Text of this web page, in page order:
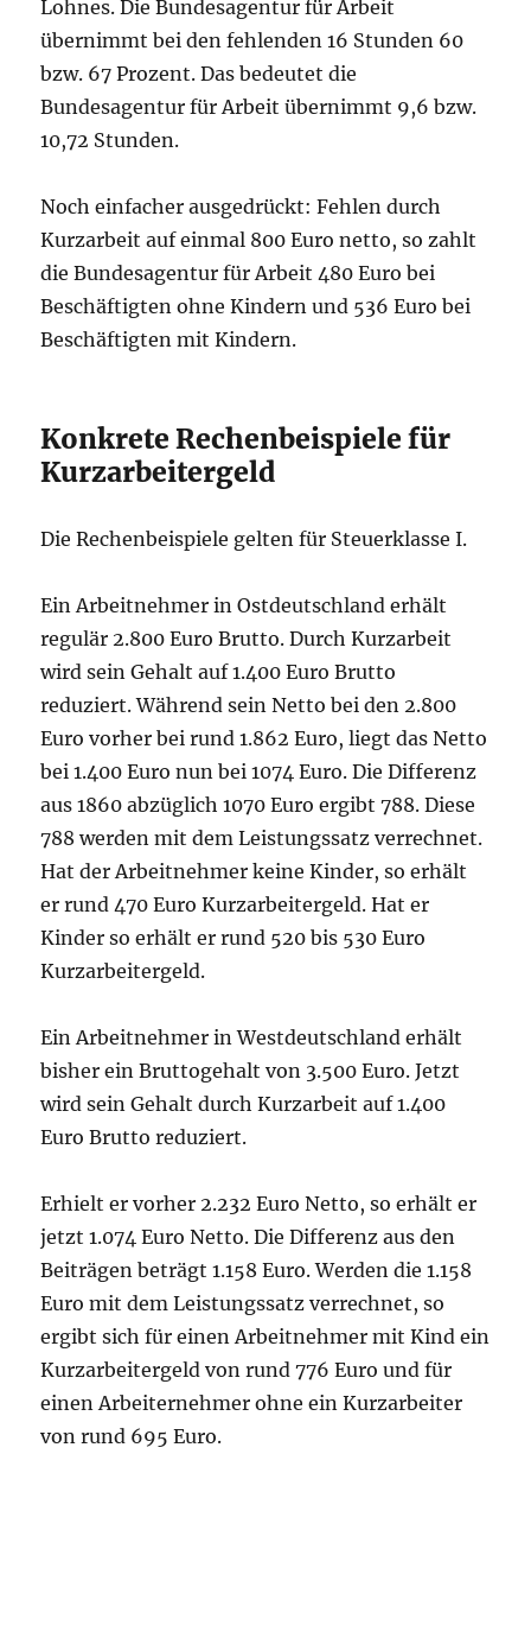
Lohnes. Die Bundesagentur für Arbeit
übernimmt bei den fehlenden 16 Stunden 60
bzw. 67 Prozent. Das bedeutet die
Bundesagentur für Arbeit übernimmt 9,6 bzw.
10,72 Stunden.
Noch einfacher ausgedrückt: Fehlen durch
Kurzarbeit auf einmal 800 Euro netto, so zahlt
die Bundesagentur für Arbeit 480 Euro bei
Beschäftigten ohne Kindern und 536 Euro bei
Beschäftigten mit Kindern.
Konkrete Rechenbeispiele für
Kurzarbeitergeld
Die Rechenbeispiele gelten für Steuerklasse I.
Ein Arbeitnehmer in Ostdeutschland erhält
regulär 2.800 Euro Brutto. Durch Kurzarbeit
wird sein Gehalt auf 1.400 Euro Brutto
reduziert. Während sein Netto bei den 2.800
Euro vorher bei rund 1.862 Euro, liegt das Netto
bei 1.400 Euro nun bei 1074 Euro. Die Differenz
aus 1860 abzüglich 1070 Euro ergibt 788. Diese
788 werden mit dem Leistungssatz verrechnet.
Hat der Arbeitnehmer keine Kinder, so erhält
er rund 470 Euro Kurzarbeitergeld. Hat er
Kinder so erhält er rund 520 bis 530 Euro
Kurzarbeitergeld.
Ein Arbeitnehmer in Westdeutschland erhält
bisher ein Bruttogehalt von 3.500 Euro. Jetzt
wird sein Gehalt durch Kurzarbeit auf 1.400
Euro Brutto reduziert.
Erhielt er vorher 2.232 Euro Netto, so erhält er
jetzt 1.074 Euro Netto. Die Differenz aus den
Beiträgen beträgt 1.158 Euro. Werden die 1.158
Euro mit dem Leistungssatz verrechnet, so
ergibt sich für einen Arbeitnehmer mit Kind ein
Kurzarbeitergeld von rund 776 Euro und für
einen Arbeiternehmer ohne ein Kurzarbeiter
von rund 695 Euro.